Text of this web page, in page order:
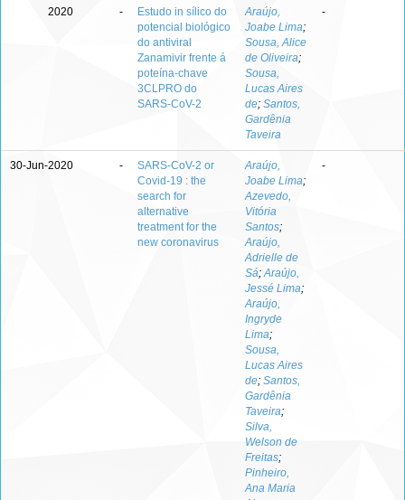
2020 -
Estudo in sílico do
potencial biológico
do antiviral
Zanamivir frente á
poteína-chave
3CLPRO do
SARS-CoV-2
Araújo,
Joabe Lima;
Sousa, Alice
de Oliveira;
Sousa,
Lucas Aires
de; Santos,
Gardênia
Taveira
-
30-Jun-2020 -
SARS-CoV-2 or
Covid-19 : the
search for
alternative
treatment for the
new coronavirus
Araújo,
Joabe Lima;
Azevedo,
Vitória
Santos;
Araújo,
Adrielle de
Sá;Araújo,
Jessé Lima;
Araújo,
Ingryde
Lima;
Sousa,
Lucas Aires
de; Santos,
Gardênia
Taveira;
Silva,
Welson de
Freitas;
Pinheiro,
Ana Maria
-